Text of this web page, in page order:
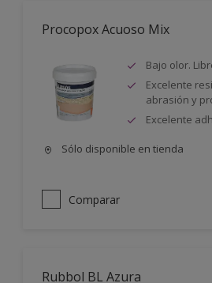
Procopox Acuoso Mix
Bajo olor.
Excelente
abrasión y
Excelente
Sólo disponible en tienda
Comparar
Rubbol BL Azura